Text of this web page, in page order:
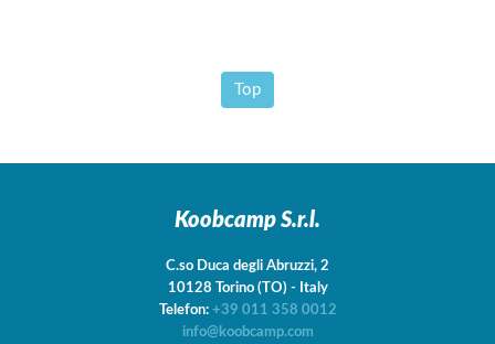
Top
Koobcamp S.r.l.
C.so Duca degli Abruzzi, 2
10128
Torino (TO) - Italy
Telefon: +39 011 358 0012
info@koobcamp.com